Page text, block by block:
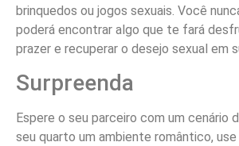
brinquedos ou jogos sexuais. Você
poderá encontrar algo que te fará
prazer e recuperar o desejo sexual em
Surpreenda
Espere o seu parceiro com um cenário
seu quarto um ambiente romântico, use